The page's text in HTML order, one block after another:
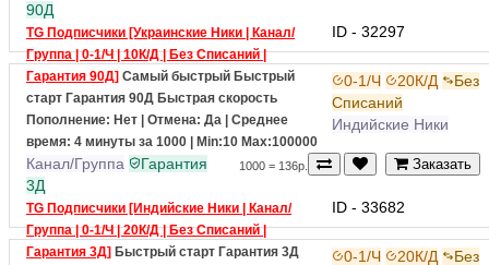
Канал/Группа
90Д
TG Подписчики [Украинские Ники | Канал/
Группа | 0-1/Ч | 10К/Д | Без Списаний |
Гарантия 90Д] Самый быстрый Быстрый
старт Гарантия 90Д Быстрая скорость
Пополнение: Нет | Отмена: Да | Среднее
время: 4 минуты за 1000 | Min:10 Max:100000
ID - 32297
0-1/Ч 20К/Д
Списаний
Канал/Группа
3Д
TG Подписчики [Индийские Ники | Канал/
Группа | 0-1/Ч | 20К/Д | Без Списаний |
ID - 33682